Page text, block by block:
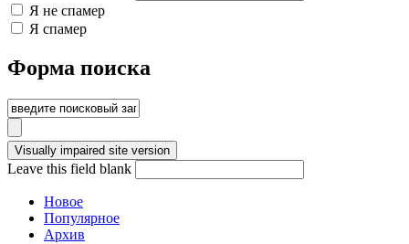
Я не спамер
Я спамер
Форма поиска
Leave this field blank
Новое
Популярное
Архив